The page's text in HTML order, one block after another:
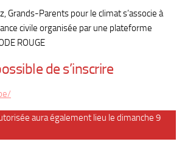
Grands-Parents pour le climat s’associe à
civile organisée par une plateforme
ROUGE
de s’inscrire
aura également lieu le dimanche 9